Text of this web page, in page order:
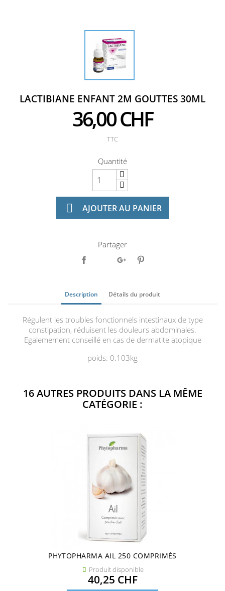
LACTIBIANE ENFANT 2M GOUTTES 30ML
36,00 CHF
TTC
Quantité
 AJOUTER AU PANIER
Partager
Description Détails du produit
Régulent les troubles fonctionnels intestinaux de type
constipation, réduisent les douleurs abdominales.
Egalemement conseillé en cas de dermatite atopique
poids: 0.103kg
16 AUTRES PRODUITS DANS LA MÊME
CATÉGORIE :
PHYTOPHARMA AIL 250 COMPRIMÉS
 Produit disponible
Prix
40,25 CHF